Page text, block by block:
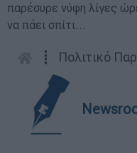
παρέσυρε νύφη λίγες
να πάει σπίτι...
┋ Πολιτικό